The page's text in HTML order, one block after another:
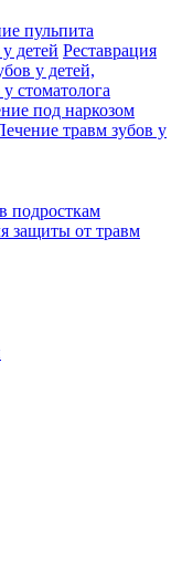
пульпита
детей Реставрация
у детей,
стоматолога
под наркозом
травм зубов у
подросткам
защиты от травм